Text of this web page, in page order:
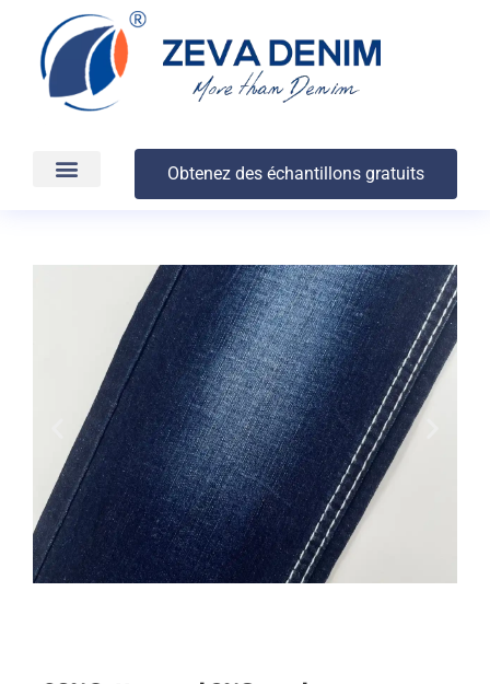
Obtenez des échantillons gratuits